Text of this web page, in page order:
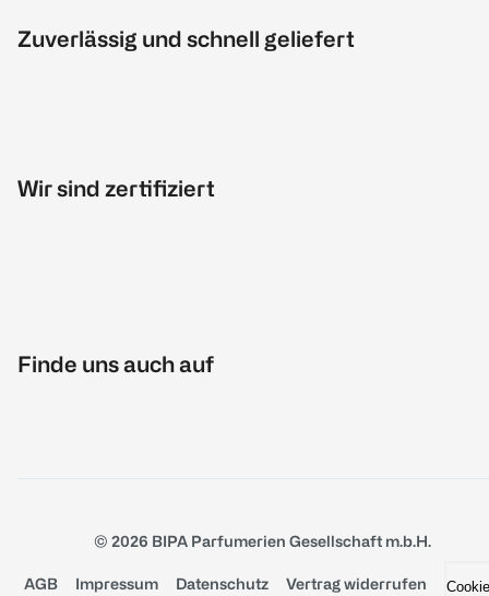
Zuverlässig und schnell geliefert
Wir sind zertifiziert
Finde uns auch auf
© 2026 BIPA Parfumerien Gesellschaft m.b.H.
AGB Impressum Datenschutz Vertrag widerrufen